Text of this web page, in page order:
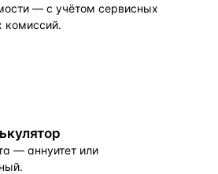
— с учётом сервисных
комиссий.
— аннуитет или